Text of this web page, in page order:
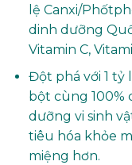
lệ Canxi/
dinh dưỡng
Vitamin C,
Đột phá với 1 tỷ
bột cùng 100%
dưỡng vi sinh
tiêu hóa khỏe
miệng hơn.